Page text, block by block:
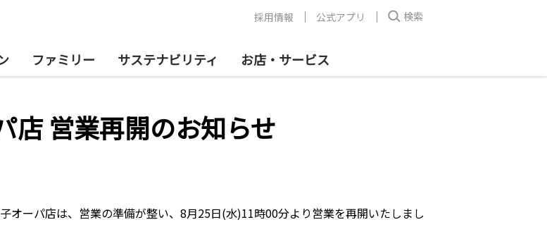
ファミリー サステナビリティ お店・サービス
採用情報 公式アプリ 検索
店 営業再開のお知らせ
オーパ店は、営業の準備が整い、8月25日(水)11時00分より営業を再開いたしまし